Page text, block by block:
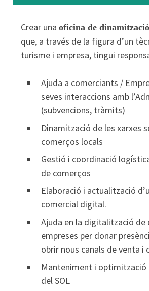
Crear una oficina de
que, a través de la figura d’un
turisme i empresa, tingui
Ajuda a comerciants /
seves interaccions amb
(subvencions, tràmits)
Dinamització de les xarxes
comerços locals
Gestió i coordinació
de comerços
Elaboració i actualització
comercial digital.
Ajuda en la digitalització
empreses per donar
obrir nous canals de venta i
Manteniment i optimització
del SOL